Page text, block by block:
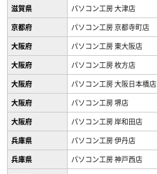
滋賀県 パソコン工房 大津店
京都府
パソコン工房 京都寺町店
大阪府
パソコン工房 東大阪店
大阪府
パソコン工房 枚方店
大阪府
パソコン工房 大阪日本橋店
大阪府
パソコン工房 堺店
大阪府
パソコン工房 岸和田店
兵庫県
パソコン工房 伊丹店
兵庫県
パソコン工房 神戸西店